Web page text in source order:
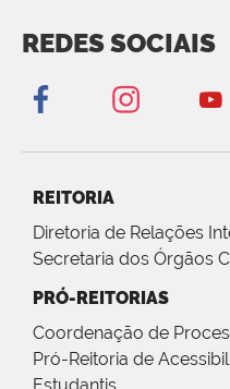
REDES SOCIAIS
REITORIA
Diretoria de Relações
Secretaria dos Órgãos
PRÓ-REITORIAS
Coordenação de
Pró-Reitoria de
Estudantis